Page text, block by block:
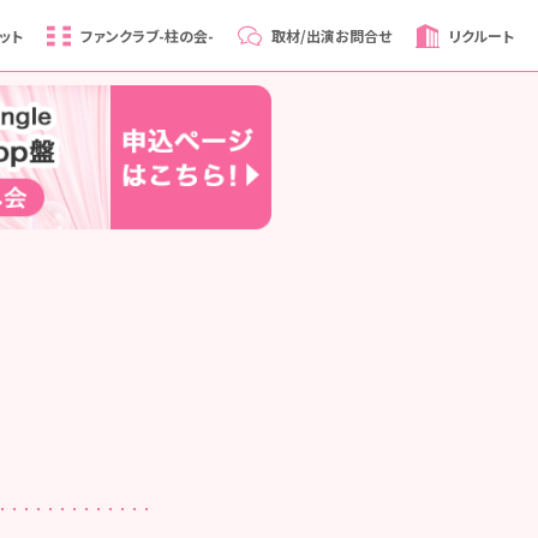
ト ファンクラブ-柱の会- 取材/出演お問合せ リクルート